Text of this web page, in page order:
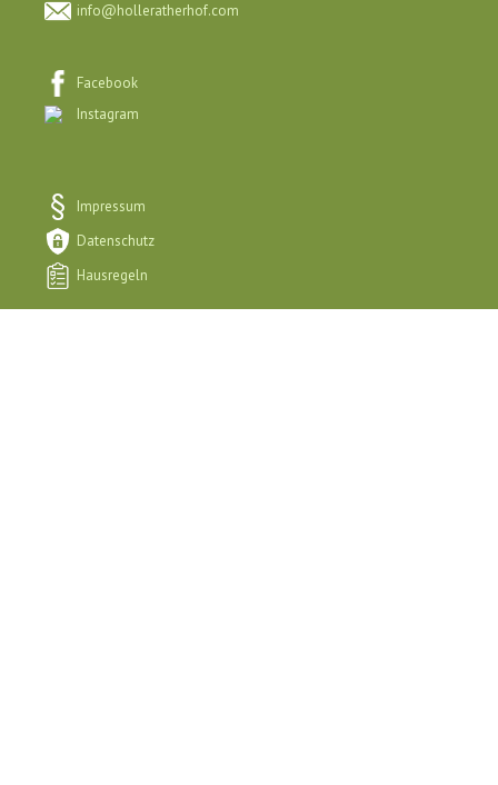
info@holleratherhof.com
Facebook
Instagram
Impressum
Datenschutz
Hausregeln